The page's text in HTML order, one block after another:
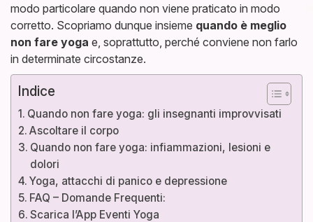
modo particolare quando non viene praticato in modo
corretto. Scopriamo dunque insieme quando è meglio
non fare yoga e, soprattutto, perché conviene non farlo
in determinate circostanze.
Indice
Quando non fare yoga: gli insegnanti improvvisati
Ascoltare il corpo
Quando non fare yoga: infiammazioni, lesioni e
dolori
Yoga, attacchi di panico e depressione
FAQ – Domande Frequenti:
Scarica l’App Eventi Yoga